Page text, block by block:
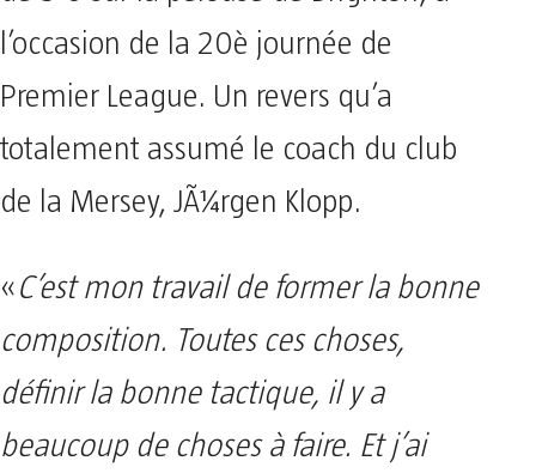
l’occasion de la 20è journée de
Premier League. Un revers qu’a
totalement assumé le coach du club
de la Mersey, JÃ¼rgen Klopp.
«C’est mon travail de former la bonne
composition. Toutes ces choses,
définir la bonne tactique, il y a
beaucoup de choses à faire. Et j’ai